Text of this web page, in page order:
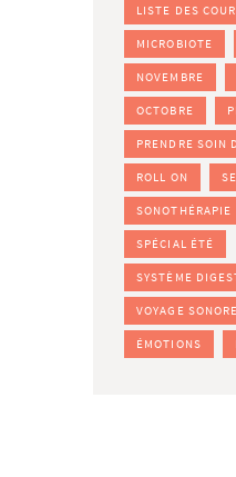
LISTE DES
MICROBIOTE
NOVEMBRE
OCTOBRE
PRENDRE SOIN
ROLL ON
SONOTHÉRAPIE
SPÉCIAL ÉTÉ
SYSTÈME
VOYAGE
ÉMOTIONS